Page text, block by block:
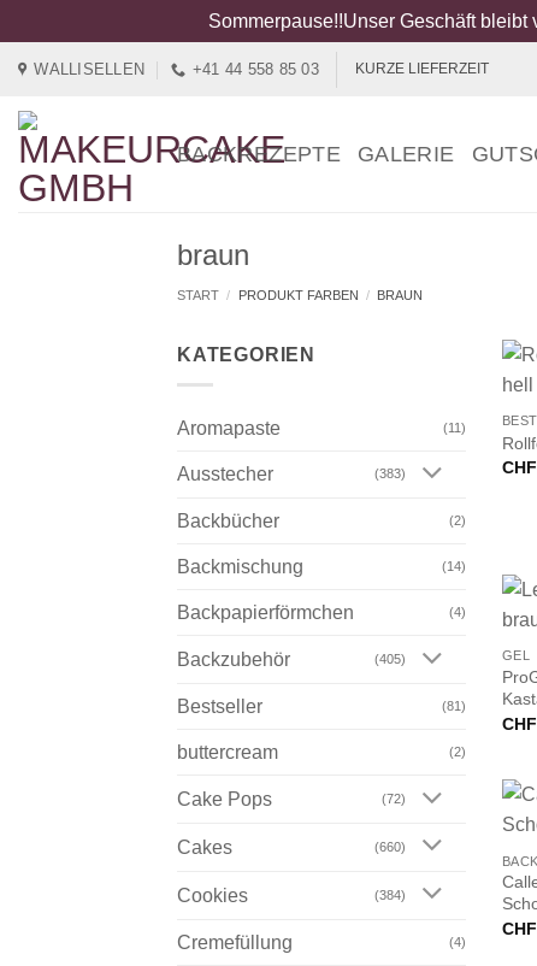
Sommerpause!!Unser Geschäft
springen
WALLISELLEN +41 44 558 85 03 KURZE LIEFERZEIT
BACKREZEPTE GALERIE
braun
START / PRODUKT FARBEN / BRAUN
KATEGORIEN
Aromapaste (11)
Ausstecher (383)
Backbücher (2)
Backmischung (14)
Backpapierförmchen (4)
Backzubehör (405)
Bestseller (81)
buttercream (2)
Cake Pops (72)
Cakes (660)
Cookies (384)
Cremefüllung (4)
+
CHF
GEL
CHF
CHF